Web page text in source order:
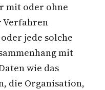
mit oder ohne
jede solche
mit
wie das
die Organisation,